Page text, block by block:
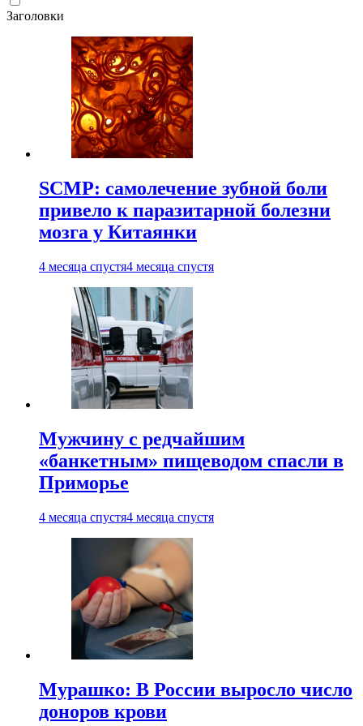
Заголовки
SCMP: самолечение зубной боли
привело к паразитарной болезни
мозга у Китаянки
4 месяца спустя4 месяца спустя
Мужчину с редчайшим
«банкетным» пищеводом спасли в
Приморье
4 месяца спустя4 месяца спустя
Мурашко: В России выросло число
доноров крови